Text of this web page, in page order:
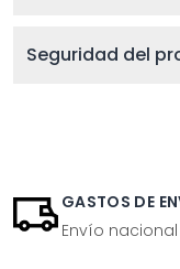
Seguridad del
GASTOS DE
Envío